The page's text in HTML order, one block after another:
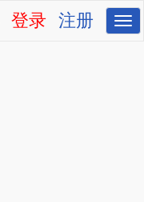
切
换
注册
登录